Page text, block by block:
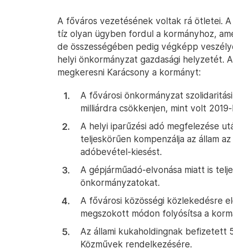
A főváros vezetésének voltak rá ötletei.
tíz olyan ügyben fordul a kormányhoz,
de összességében pedig végképp
helyi önkormányzat gazdasági helyzetét.
megkeresni Karácsony a kormányt:
A fővárosi önkormányzat
milliárdra csökkenjen, mint volt
A helyi iparűzési adó megfelezése
teljeskörűen kompenzálja az állam
adóbevétel-kiesést.
A gépjárműadó-elvonása miatt is
önkormányzatokat.
A fővárosi közösségi közlekedésre
megszokott módon folyósítsa a
Az állami kukaholdingnak befizetett
Közművek rendelkezésére.